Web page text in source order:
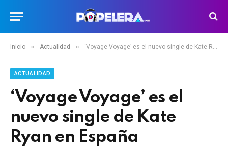
Inicio » Actualidad » ‘Voyage Voyage’ es el nuevo single de Kate Ryan en España
ACTUALIDAD
‘Voyage Voyage’ es el
nuevo single de Kate
Ryan en España